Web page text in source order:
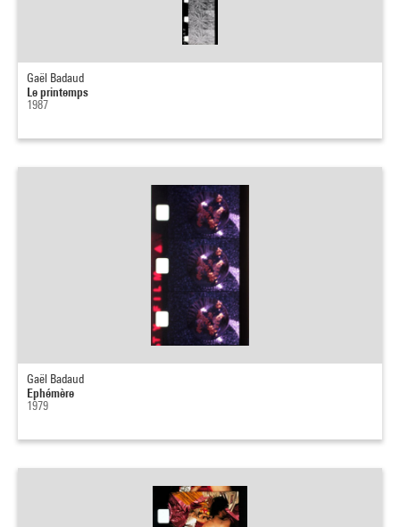
Gaël Badaud
Le printemps
1987
Gaël Badaud
Ephémère
1979